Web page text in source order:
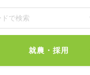
就農・採用